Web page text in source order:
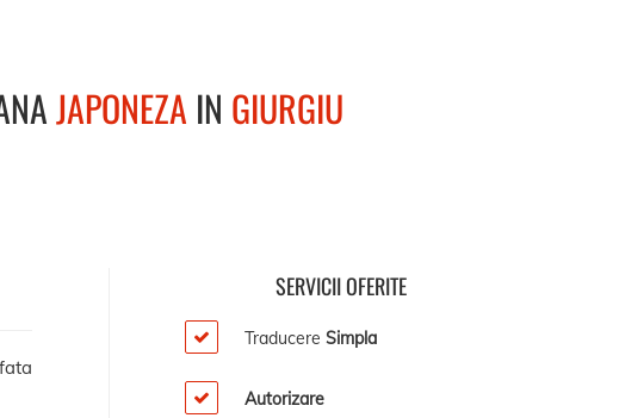
JAPONEZA IN GIURGIU
SERVICII OFERITE
Traducere Simpla
Autorizare